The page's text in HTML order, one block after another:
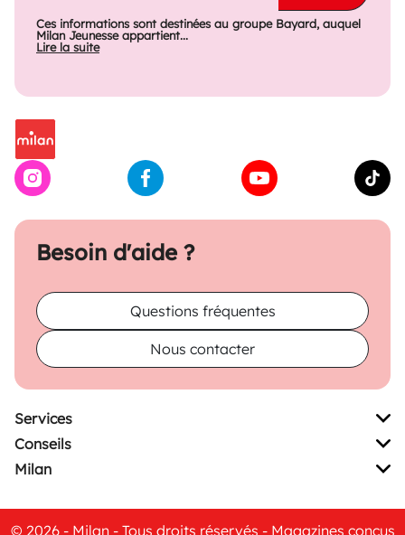
Besoin d'aide ?
Questions fréquentes
Nous contacter
Ces informations sont destinées au groupe Bayard, auquel
Milan Jeunesse appartient...
Lire la suite
Services
Conseils
Milan
© 2026 - Milan - Tous droits réservés - Magazines conçus